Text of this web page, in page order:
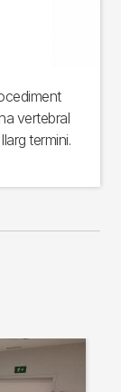
vertebral
termini.